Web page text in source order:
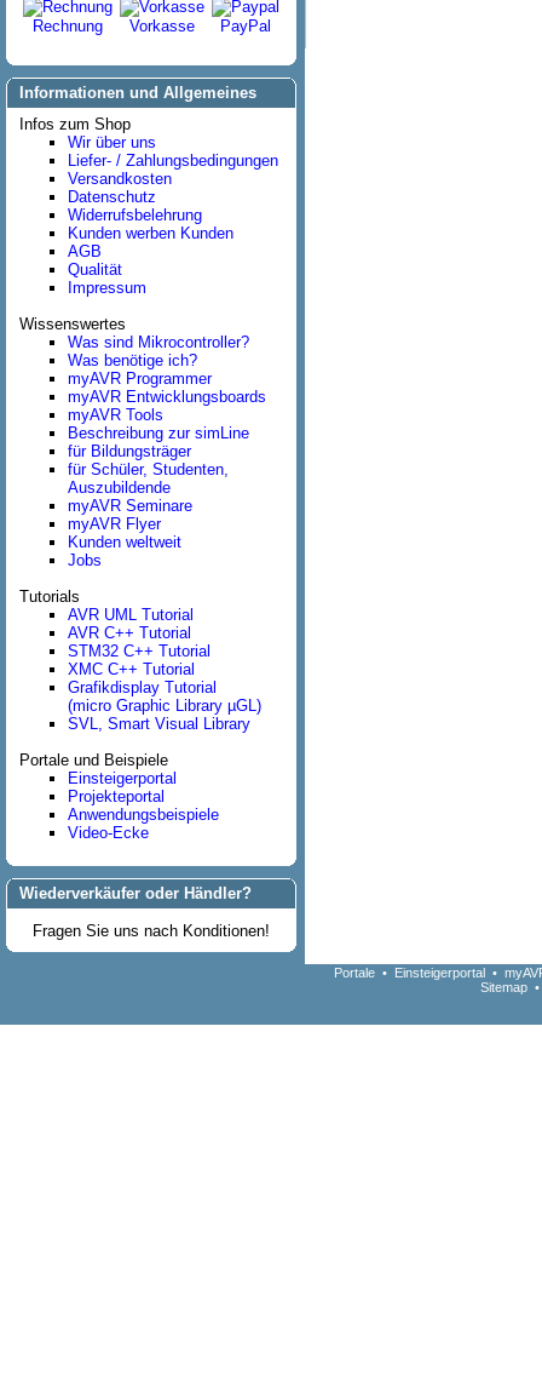
Rechnung Vorkasse PayPal
Informationen und Allgemeines
Infos zum Shop
Wir über uns
Liefer- / Zahlungsbedingungen
Versandkosten
Datenschutz
Widerrufsbelehrung
Kunden werben Kunden
AGB
Qualität
Impressum
Wissenswertes
Was sind Mikrocontroller?
Was benötige ich?
myAVR Programmer
myAVR Entwicklungsboards
myAVR Tools
Beschreibung zur simLine
für Bildungsträger
für Schüler, Studenten,
Auszubildende
myAVR Seminare
myAVR Flyer
Kunden weltweit
Jobs
Tutorials
AVR UML Tutorial
AVR C++ Tutorial
STM32 C++ Tutorial
XMC C++ Tutorial
Grafikdisplay Tutorial
(micro Graphic Library µGL)
SVL, Smart Visual Library
Portale und Beispiele
Einsteigerportal
Projekteportal
Anwendungsbeispiele
Video-Ecke
Wiederverkäufer oder Händler?
Fragen Sie uns nach Konditionen!
Portale • Einsteigerportal •
Sitemap